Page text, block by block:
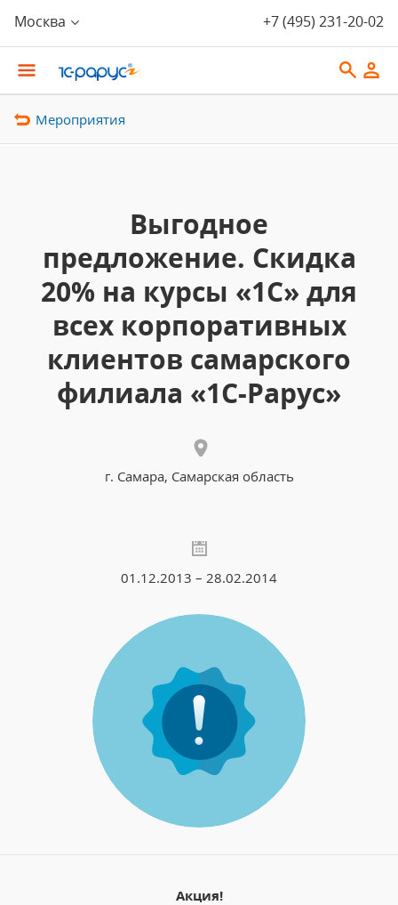
Москва +7 (495) 231-20-02
Мероприятия
Выгодное
предложение. Скидка
20% на курсы «1C» для
всех корпоративных
клиентов самарского
филиала «1С-Рарус»
г. Самара, Самарская область
01.12.2013 – 28.02.2014
Акция!